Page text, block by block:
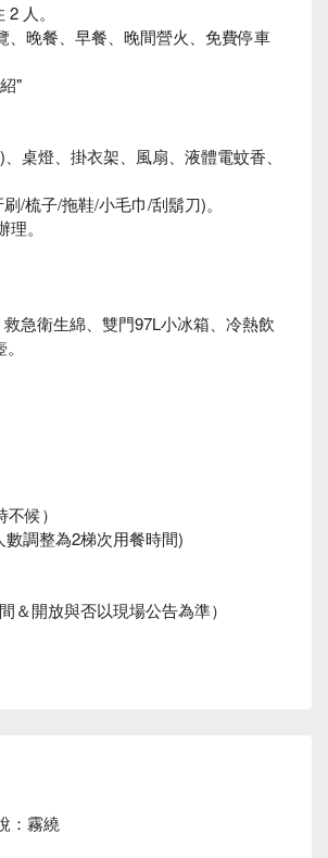
人。
、晚餐、早餐、晚間營火、免費停車
"
桌燈、掛衣架、風扇、液體電蚊香、
/梳子/拖鞋/小毛巾/刮鬍刀)。
。
急衛生綿、雙門97L小冰箱、冷熱飲
候）
數調整為2梯次用餐時間)
＆開放與否以現場公告為準）
：霧繞